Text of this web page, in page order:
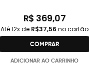
R$ 369,07
Até 12x de R$37,56 no cartão
COMPRAR
ADICIONAR AO CARRINHO